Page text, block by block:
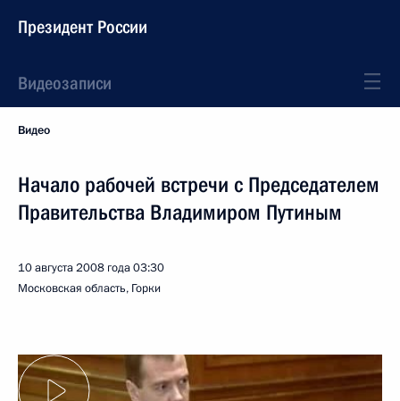
Президент России
Видеозаписи
Видео
Начало рабочей встречи с Председателем
Правительства Владимиром Путиным
10 августа 2008 года03:30
Московская область, Горки